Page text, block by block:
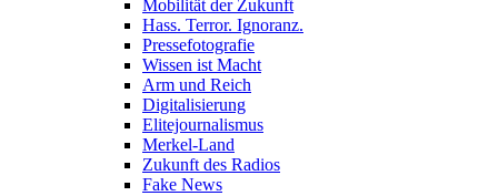
Mobilität der Zukunft
Hass. Terror. Ignoranz.
Pressefotografie
Wissen ist Macht
Arm und Reich
Digitalisierung
Elitejournalismus
Merkel-Land
Zukunft des Radios
Fake News